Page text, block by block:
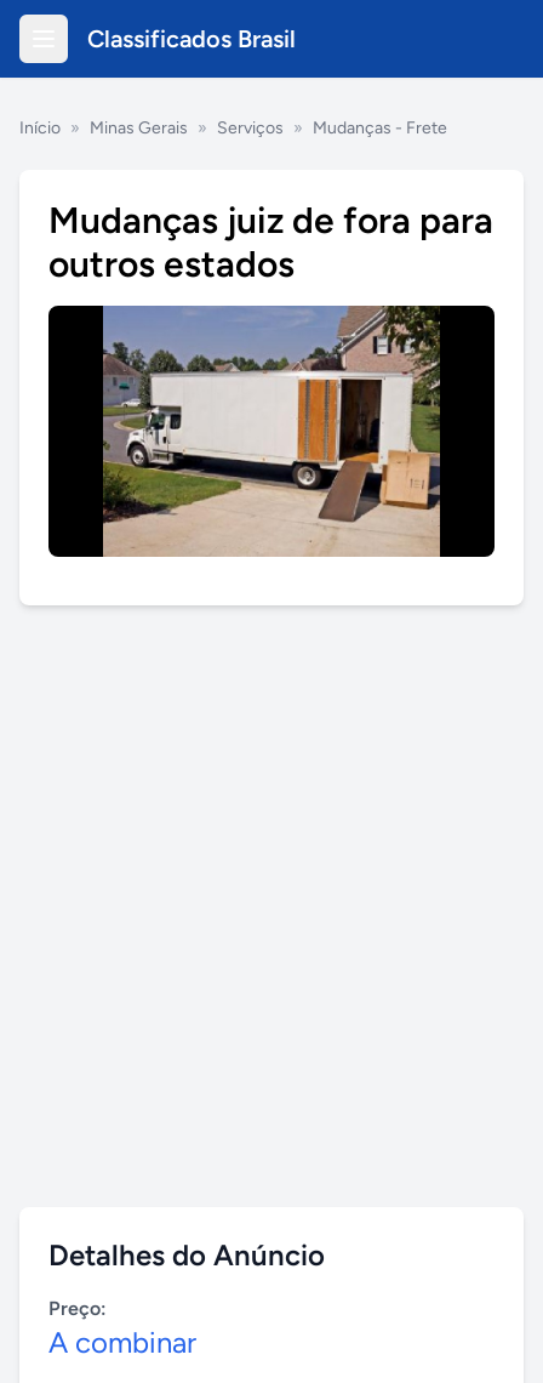
Classificados Brasil
Início » Minas Gerais » Serviços » Mudanças - Frete
Mudanças juiz de fora para
outros estados
Detalhes do Anúncio
Preço:
A combinar